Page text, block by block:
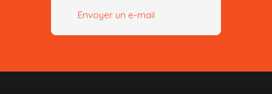
Envoyer un e-mail